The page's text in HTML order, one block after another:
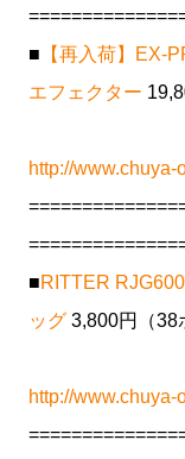
■ 【再入荷】EX-
エフェクター
http://www.chuya-
■RITTER
ッグ 3,800円（38
http://www.chuya-